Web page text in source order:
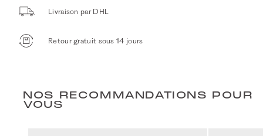
Livraison par DHL
Retour gratuit sous 14 jours
NOS RECOMMANDATIONS POUR
VOUS